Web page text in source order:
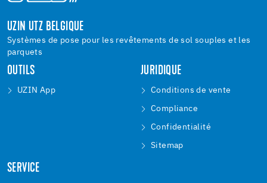
UZIN UTZ BELGIQUE
Systèmes de pose pour les revêtements de sol souples et les
parquets
OUTILS
UZIN App
JURIDIQUE
Conditions de vente
Compliance
Confidentialité
Sitemap
SERVICE